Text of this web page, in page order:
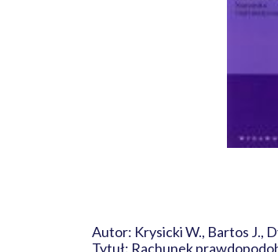
Autor: Krysicki W., Bartos J.,
Tytuł: Rachunek